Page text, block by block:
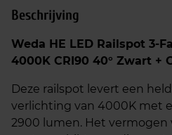
Beschrijving
Weda HE LED Railspot 3-
4000K CRI90 40° Zwart +
Deze railspot levert een
verlichting van 4000K met
2900 lumen. Het vermogen